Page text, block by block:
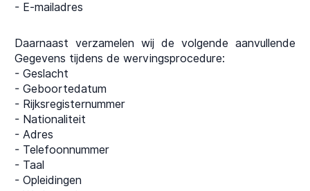
- E-mailadres
Daarnaast verzamelen wij de volgende aanvullende
Gegevens tijdens de wervingsprocedure:
- Geslacht
- Geboortedatum
- Rijksregisternummer
- Nationaliteit
- Adres
- Telefoonnummer
- Taal
- Opleidingen